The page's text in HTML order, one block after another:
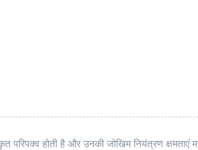
परिपक्व होती है और उनकी जोखिम नियंत्रण क्षमताएं